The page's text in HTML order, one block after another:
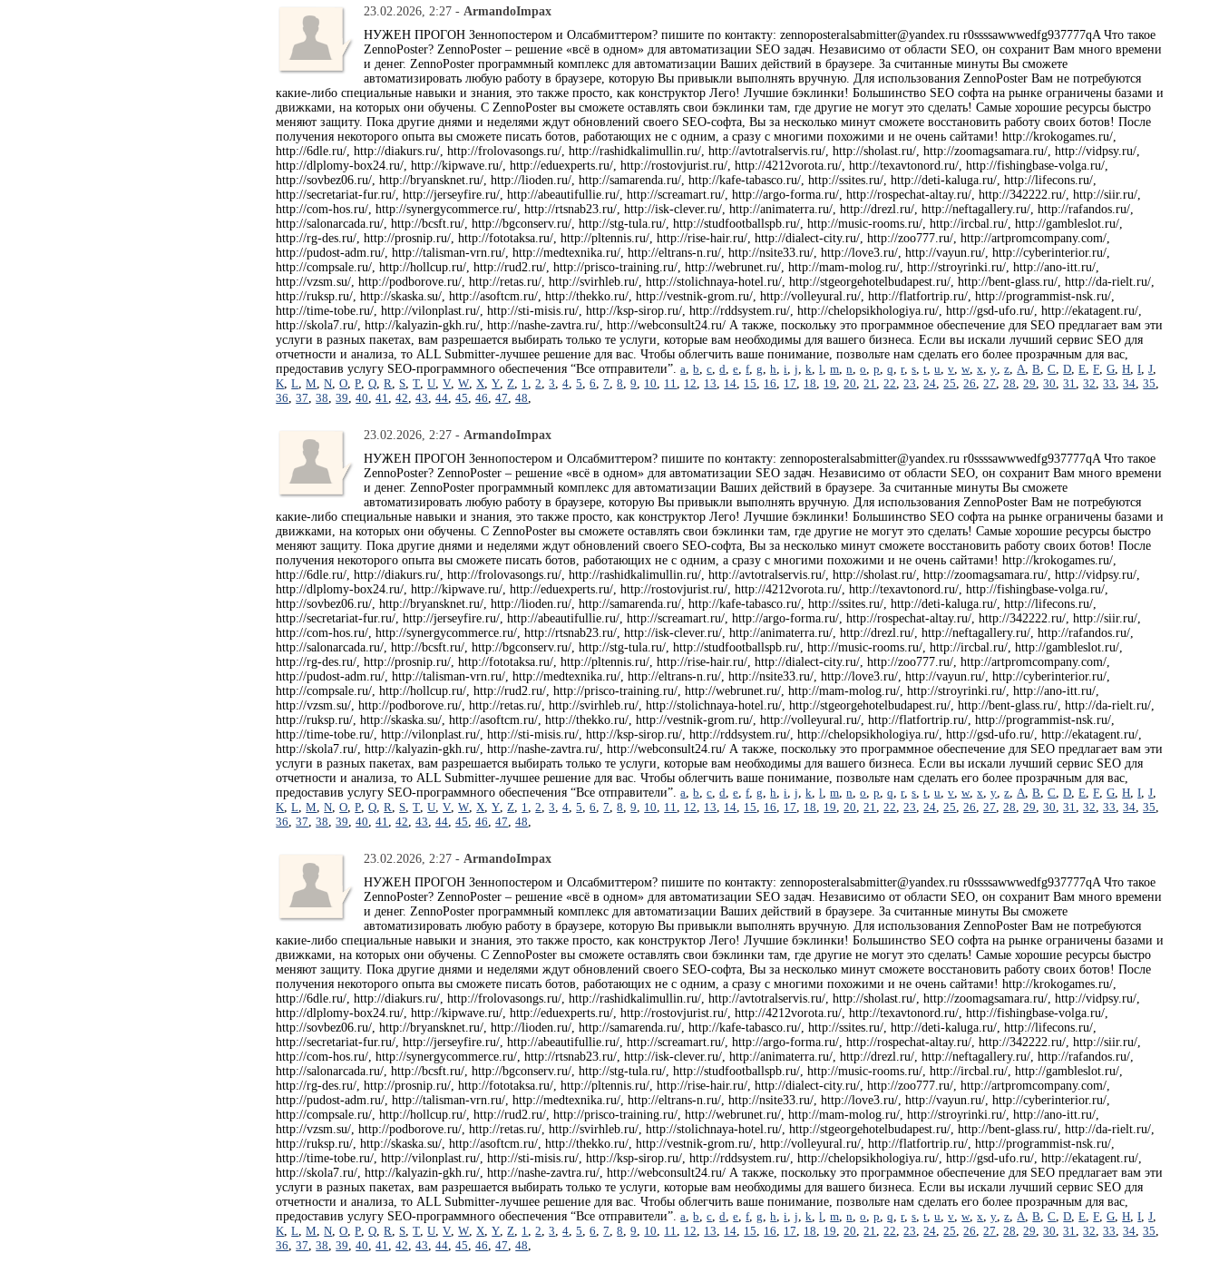
23.02.2026, 2:27 -ArmandoImpax
НУЖЕН ПРОГОН Зеннопостером и Олсабмиттером? пишите по контакту: zennoposteralsabmitter@yandex.ru r0ssssawwwedfg937777qA Что такое
ZennoPoster? ZennoPoster – решение «всё в одном» для автоматизации SEO задач. Независимо от области SEO, он сохранит Вам много времени
и денег. ZennoPoster программный комплекс для автоматизации Ваших действий в браузере. За считанные минуты Вы сможете
автоматизировать любую работу в браузере, которую Вы привыкли выполнять вручную. Для использования ZennoPoster Вам не потребуются
какие-либо специальные навыки и знания, это также просто, как конструктор Лего! Лучшие бэклинки! Большинство SEO софта на рынке ограничены базами и
движками, на которых они обучены. С ZennoPoster вы сможете оставлять свои бэклинки там, где другие не могут это сделать! Самые хорошие ресурсы быстро
меняют защиту. Пока другие днями и неделями ждут обновлений своего SEO-софта, Вы за несколько минут сможете восстановить работу своих ботов! После
получения некоторого опыта вы сможете писать ботов, работающих не с одним, а сразу с многими похожими и не очень сайтами! http://krokogames.ru/,
http://6dle.ru/, http://diakurs.ru/, http://frolovasongs.ru/, http://rashidkalimullin.ru/, http://avtotralservis.ru/, http://sholast.ru/, http://zoomagsamara.ru/, http://vidpsy.ru/,
http://dlplomy-box24.ru/, http://kipwave.ru/, http://eduexperts.ru/, http://rostovjurist.ru/, http://4212vorota.ru/, http://texavtonord.ru/, http://fishingbase-volga.ru/,
http://sovbez06.ru/, http://bryansknet.ru/, http://lioden.ru/, http://samarenda.ru/, http://kafe-tabasco.ru/, http://ssites.ru/, http://deti-kaluga.ru/, http://lifecons.ru/,
http://secretariat-fur.ru/, http://jerseyfire.ru/, http://abeautifullie.ru/, http://screamart.ru/, http://argo-forma.ru/, http://rospechat-altay.ru/, http://342222.ru/, http://siir.ru/,
http://com-hos.ru/, http://synergycommerce.ru/, http://rtsnab23.ru/, http://isk-clever.ru/, http://animaterra.ru/, http://drezl.ru/, http://neftagallery.ru/, http://rafandos.ru/,
http://salonarcada.ru/, http://bcsft.ru/, http://bgconserv.ru/, http://stg-tula.ru/, http://studfootballspb.ru/, http://music-rooms.ru/, http://ircbal.ru/, http://gambleslot.ru/,
http://rg-des.ru/, http://prosnip.ru/, http://fototaksa.ru/, http://pltennis.ru/, http://rise-hair.ru/, http://dialect-city.ru/, http://zoo777.ru/, http://artpromcompany.com/,
http://pudost-adm.ru/, http://talisman-vrn.ru/, http://medtexnika.ru/, http://eltrans-n.ru/, http://nsite33.ru/, http://love3.ru/, http://vayun.ru/, http://cyberinterior.ru/,
http://compsale.ru/, http://hollcup.ru/, http://rud2.ru/, http://prisco-training.ru/, http://webrunet.ru/, http://mam-molog.ru/, http://stroyrinki.ru/, http://ano-itt.ru/,
http://vzsm.su/, http://podborove.ru/, http://retas.ru/, http://svirhleb.ru/, http://stolichnaya-hotel.ru/, http://stgeorgehotelbudapest.ru/, http://bent-glass.ru/, http://da-rielt.ru/,
http://ruksp.ru/, http://skaska.su/, http://asoftcm.ru/, http://thekko.ru/, http://vestnik-grom.ru/, http://volleyural.ru/, http://flatfortrip.ru/, http://programmist-nsk.ru/,
http://time-tobe.ru/, http://vilonplast.ru/, http://sti-misis.ru/, http://ksp-sirop.ru/, http://rddsystem.ru/, http://chelopsikhologiya.ru/, http://gsd-ufo.ru/, http://ekatagent.ru/,
http://skola7.ru/, http://kalyazin-gkh.ru/, http://nashe-zavtra.ru/, http://webconsult24.ru/ А также, поскольку это программное обеспечение для SEO предлагает вам эти
услуги в разных пакетах, вам разрешается выбирать только те услуги, которые вам необходимы для вашего бизнеса. Если вы искали лучший сервис SEO для
отчетности и анализа, то ALL Submitter-лучшее решение для вас. Чтобы облегчить ваше понимание, позвольте нам сделать его более прозрачным для вас,
предоставив услугу SEO-программного обеспечения “Все отправители”.a,b,c,d,e,f,g,h,i,j,k,l,m,n,o,p,q,r,s,t,u,v,w,x,y,z,A,B,C,D,E,F,G,H,I,J,
K,L,M,N,O,P,Q,R,S,T,U,V,W,X,Y,Z, 1,2,3,4,5,6,7,8,9, 10, 11, 12, 13, 14, 15, 16, 17, 18, 19,20,21,22,23,24,25,26,27,28,29,30,31,32,33,34,35,
36,37,38,39,40,41,42,43,44,45,46,47,48,
23.02.2026, 2:27 -ArmandoImpax
НУЖЕН ПРОГОН Зеннопостером и Олсабмиттером? пишите по контакту: zennoposteralsabmitter@yandex.ru r0ssssawwwedfg937777qA Что такое
ZennoPoster? ZennoPoster – решение «всё в одном» для автоматизации SEO задач. Независимо от области SEO, он сохранит Вам много времени
и денег. ZennoPoster программный комплекс для автоматизации Ваших действий в браузере. За считанные минуты Вы сможете
автоматизировать любую работу в браузере, которую Вы привыкли выполнять вручную. Для использования ZennoPoster Вам не потребуются
какие-либо специальные навыки и знания, это также просто, как конструктор Лего! Лучшие бэклинки! Большинство SEO софта на рынке ограничены базами и
движками, на которых они обучены. С ZennoPoster вы сможете оставлять свои бэклинки там, где другие не могут это сделать! Самые хорошие ресурсы быстро
меняют защиту. Пока другие днями и неделями ждут обновлений своего SEO-софта, Вы за несколько минут сможете восстановить работу своих ботов! После
получения некоторого опыта вы сможете писать ботов, работающих не с одним, а сразу с многими похожими и не очень сайтами! http://krokogames.ru/,
http://6dle.ru/, http://diakurs.ru/, http://frolovasongs.ru/, http://rashidkalimullin.ru/, http://avtotralservis.ru/, http://sholast.ru/, http://zoomagsamara.ru/, http://vidpsy.ru/,
http://dlplomy-box24.ru/, http://kipwave.ru/, http://eduexperts.ru/, http://rostovjurist.ru/, http://4212vorota.ru/, http://texavtonord.ru/, http://fishingbase-volga.ru/,
http://sovbez06.ru/, http://bryansknet.ru/, http://lioden.ru/, http://samarenda.ru/, http://kafe-tabasco.ru/, http://ssites.ru/, http://deti-kaluga.ru/, http://lifecons.ru/,
http://secretariat-fur.ru/, http://jerseyfire.ru/, http://abeautifullie.ru/, http://screamart.ru/, http://argo-forma.ru/, http://rospechat-altay.ru/, http://342222.ru/, http://siir.ru/,
http://com-hos.ru/, http://synergycommerce.ru/, http://rtsnab23.ru/, http://isk-clever.ru/, http://animaterra.ru/, http://drezl.ru/, http://neftagallery.ru/, http://rafandos.ru/,
http://salonarcada.ru/, http://bcsft.ru/, http://bgconserv.ru/, http://stg-tula.ru/, http://studfootballspb.ru/, http://music-rooms.ru/, http://ircbal.ru/, http://gambleslot.ru/,
http://rg-des.ru/, http://prosnip.ru/, http://fototaksa.ru/, http://pltennis.ru/, http://rise-hair.ru/, http://dialect-city.ru/, http://zoo777.ru/, http://artpromcompany.com/,
http://pudost-adm.ru/, http://talisman-vrn.ru/, http://medtexnika.ru/, http://eltrans-n.ru/, http://nsite33.ru/, http://love3.ru/, http://vayun.ru/, http://cyberinterior.ru/,
http://compsale.ru/, http://hollcup.ru/, http://rud2.ru/, http://prisco-training.ru/, http://webrunet.ru/, http://mam-molog.ru/, http://stroyrinki.ru/, http://ano-itt.ru/,
http://vzsm.su/, http://podborove.ru/, http://retas.ru/, http://svirhleb.ru/, http://stolichnaya-hotel.ru/, http://stgeorgehotelbudapest.ru/, http://bent-glass.ru/, http://da-rielt.ru/,
http://ruksp.ru/, http://skaska.su/, http://asoftcm.ru/, http://thekko.ru/, http://vestnik-grom.ru/, http://volleyural.ru/, http://flatfortrip.ru/, http://programmist-nsk.ru/,
http://time-tobe.ru/, http://vilonplast.ru/, http://sti-misis.ru/, http://ksp-sirop.ru/, http://rddsystem.ru/, http://chelopsikhologiya.ru/, http://gsd-ufo.ru/, http://ekatagent.ru/,
http://skola7.ru/, http://kalyazin-gkh.ru/, http://nashe-zavtra.ru/, http://webconsult24.ru/ А также, поскольку это программное обеспечение для SEO предлагает вам эти
услуги в разных пакетах, вам разрешается выбирать только те услуги, которые вам необходимы для вашего бизнеса. Если вы искали лучший сервис SEO для
отчетности и анализа, то ALL Submitter-лучшее решение для вас. Чтобы облегчить ваше понимание, позвольте нам сделать его более прозрачным для вас,
предоставив услугу SEO-программного обеспечения “Все отправители”.a,b,c,d,e,f,g,h,i,j,k,l,m,n,o,p,q,r,s,t,u,v,w,x,y,z,A,B,C,D,E,F,G,H,I,J,
K,L,M,N,O,P,Q,R,S,T,U,V,W,X,Y,Z, 1,2,3,4,5,6,7,8,9, 10, 11, 12, 13, 14, 15, 16, 17, 18, 19,20,21,22,23,24,25,26,27,28,29,30,31,32,33,34,35,
36,37,38,39,40,41,42,43,44,45,46,47,48,
23.02.2026, 2:27 -ArmandoImpax
НУЖЕН ПРОГОН Зеннопостером и Олсабмиттером? пишите по контакту: zennoposteralsabmitter@yandex.ru r0ssssawwwedfg937777qA Что такое
ZennoPoster? ZennoPoster – решение «всё в одном» для автоматизации SEO задач. Независимо от области SEO, он сохранит Вам много времени
и денег. ZennoPoster программный комплекс для автоматизации Ваших действий в браузере. За считанные минуты Вы сможете
автоматизировать любую работу в браузере, которую Вы привыкли выполнять вручную. Для использования ZennoPoster Вам не потребуются
какие-либо специальные навыки и знания, это также просто, как конструктор Лего! Лучшие бэклинки! Большинство SEO софта на рынке ограничены базами и
движками, на которых они обучены. С ZennoPoster вы сможете оставлять свои бэклинки там, где другие не могут это сделать! Самые хорошие ресурсы быстро
меняют защиту. Пока другие днями и неделями ждут обновлений своего SEO-софта, Вы за несколько минут сможете восстановить работу своих ботов! После
получения некоторого опыта вы сможете писать ботов, работающих не с одним, а сразу с многими похожими и не очень сайтами! http://krokogames.ru/,
http://6dle.ru/, http://diakurs.ru/, http://frolovasongs.ru/, http://rashidkalimullin.ru/, http://avtotralservis.ru/, http://sholast.ru/, http://zoomagsamara.ru/, http://vidpsy.ru/,
http://dlplomy-box24.ru/, http://kipwave.ru/, http://eduexperts.ru/, http://rostovjurist.ru/, http://4212vorota.ru/, http://texavtonord.ru/, http://fishingbase-volga.ru/,
http://sovbez06.ru/, http://bryansknet.ru/, http://lioden.ru/, http://samarenda.ru/, http://kafe-tabasco.ru/, http://ssites.ru/, http://deti-kaluga.ru/, http://lifecons.ru/,
http://secretariat-fur.ru/, http://jerseyfire.ru/, http://abeautifullie.ru/, http://screamart.ru/, http://argo-forma.ru/, http://rospechat-altay.ru/, http://342222.ru/, http://siir.ru/,
http://com-hos.ru/, http://synergycommerce.ru/, http://rtsnab23.ru/, http://isk-clever.ru/, http://animaterra.ru/, http://drezl.ru/, http://neftagallery.ru/, http://rafandos.ru/,
http://salonarcada.ru/, http://bcsft.ru/, http://bgconserv.ru/, http://stg-tula.ru/, http://studfootballspb.ru/, http://music-rooms.ru/, http://ircbal.ru/, http://gambleslot.ru/,
http://rg-des.ru/, http://prosnip.ru/, http://fototaksa.ru/, http://pltennis.ru/, http://rise-hair.ru/, http://dialect-city.ru/, http://zoo777.ru/, http://artpromcompany.com/,
http://pudost-adm.ru/, http://talisman-vrn.ru/, http://medtexnika.ru/, http://eltrans-n.ru/, http://nsite33.ru/, http://love3.ru/, http://vayun.ru/, http://cyberinterior.ru/,
http://compsale.ru/, http://hollcup.ru/, http://rud2.ru/, http://prisco-training.ru/, http://webrunet.ru/, http://mam-molog.ru/, http://stroyrinki.ru/, http://ano-itt.ru/,
http://vzsm.su/, http://podborove.ru/, http://retas.ru/, http://svirhleb.ru/, http://stolichnaya-hotel.ru/, http://stgeorgehotelbudapest.ru/, http://bent-glass.ru/, http://da-rielt.ru/,
http://ruksp.ru/, http://skaska.su/, http://asoftcm.ru/, http://thekko.ru/, http://vestnik-grom.ru/, http://volleyural.ru/, http://flatfortrip.ru/, http://programmist-nsk.ru/,
http://time-tobe.ru/, http://vilonplast.ru/, http://sti-misis.ru/, http://ksp-sirop.ru/, http://rddsystem.ru/, http://chelopsikhologiya.ru/, http://gsd-ufo.ru/, http://ekatagent.ru/,
http://skola7.ru/, http://kalyazin-gkh.ru/, http://nashe-zavtra.ru/, http://webconsult24.ru/ А также, поскольку это программное обеспечение для SEO предлагает вам эти
услуги в разных пакетах, вам разрешается выбирать только те услуги, которые вам необходимы для вашего бизнеса. Если вы искали лучший сервис SEO для
отчетности и анализа, то ALL Submitter-лучшее решение для вас. Чтобы облегчить ваше понимание, позвольте нам сделать его более прозрачным для вас,
предоставив услугу SEO-программного обеспечения “Все отправители”.a,b,c,d,e,f,g,h,i,j,k,l,m,n,o,p,q,r,s,t,u,v,w,x,y,z,A,B,C,D,E,F,G,H,I,J,
K,L,M,N,O,P,Q,R,S,T,U,V,W,X,Y,Z, 1,2,3,4,5,6,7,8,9, 10, 11, 12, 13, 14, 15, 16, 17, 18, 19,20,21,22,23,24,25,26,27,28,29,30,31,32,33,34,35,
36,37,38,39,40,41,42,43,44,45,46,47,48,